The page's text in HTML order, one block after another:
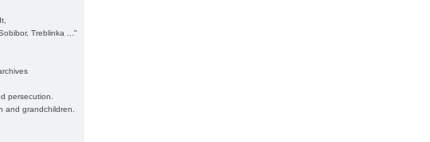
Treblinka ..."
persecution.
and grandchildren.